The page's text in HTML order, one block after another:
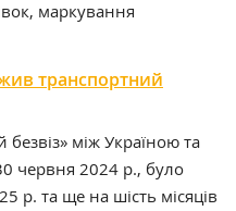
маркування
транспортний
між Україною та
червня 2024 р., було
р. та ще на шість місяців